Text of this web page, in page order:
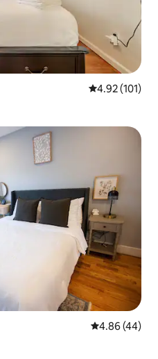
平均评分 4.92
4.92 (101)
平均评分
4.86 (44)